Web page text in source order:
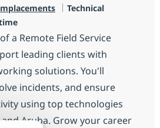
Catégorie
Technical
d'emploi
a Remote Field Service
leading clients with
solutions. You'll
incidents, and ensure
using top technologies
and Aruba. Grow your career